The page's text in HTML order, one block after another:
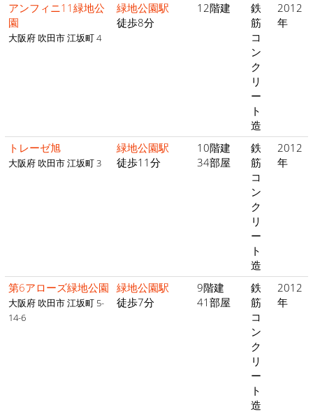
アンフィニ11緑地公
園
大阪府 吹田市 江坂町 4
緑地公園駅
徒歩8分
12階建
鉄
筋
コ
ン
ク
リ
ー
ト
造
2012
年
トレーゼ旭
大阪府 吹田市 江坂町 3
緑地公園駅
徒歩11分
10階建
34部屋
鉄
筋
コ
ン
ク
リ
ー
ト
造
2012
年
第6アローズ緑地公園
大阪府 吹田市 江坂町 5-
14-6
緑地公園駅
徒歩7分
9階建
41部屋
鉄
筋
コ
ン
ク
リ
ー
ト
造
2012
年